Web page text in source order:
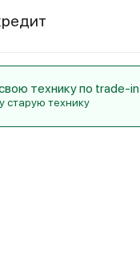
технику по trade-in
старую технику